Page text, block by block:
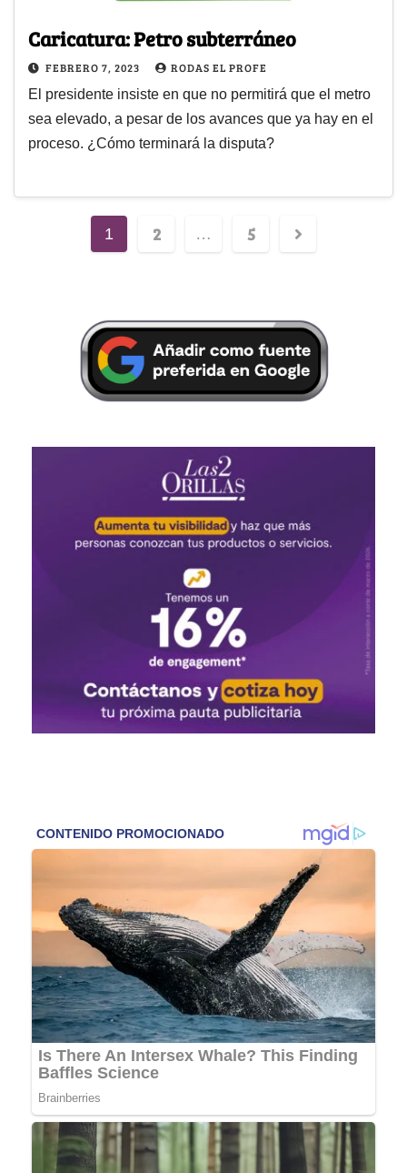
Caricatura: Petro subterráneo
FEBRERO 7, 2023 RODAS EL PROFE
El presidente insiste en que no permitirá que el metro
sea elevado, a pesar de los avances que ya hay en el
proceso. ¿Cómo terminará la disputa?
1 2 … 5